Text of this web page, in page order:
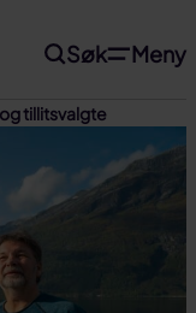
Søk Meny
tillitsvalgte